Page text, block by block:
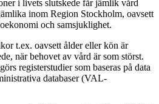
i livets slutskede får jämlik vård
inom Region Stockholm, oavsett
och samsjuklighet.
t.ex. oavsett ålder eller kön är
när behovet av vård är som störst.
registerstudier som baseras på data
databaser (VAL-